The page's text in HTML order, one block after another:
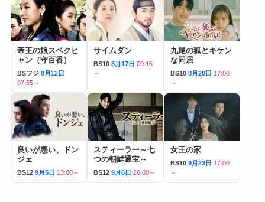
帝王の娘スベクヒ
ャン（守百香）
BSフジ 8月12日
07:55～
サイムダン
BS10 8月17日 09:15
～
九尾の狐とキケン
な同居
BS10 8月20日 17:00
～
良いが悪い、ドン
ジェ
BS12 9月5日 13:00～
スティーラー～七
つの朝鮮通宝～
BS12 9月6日 26:00～
女王の家
BS10 9月23日 17:00
～